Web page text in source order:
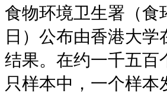
食物环境卫生署（食
日）公布由香港大
结果。在约一千五百
只样本中，一个样